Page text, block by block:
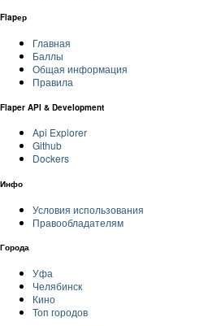
Flapер
Главная
Баллы
Общая информация
Правила
Flaper API & Development
Api Explorer
Github
Dockers
Инфо
Условия использования
Правообладателям
Города
Уфа
Челябинск
Кино
Топ городов